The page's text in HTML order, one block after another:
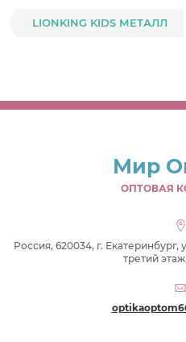
LIONKING KIDS МЕТАЛЛ
Мир
ОПТОВАЯ
Россия, 620034, г.
третий